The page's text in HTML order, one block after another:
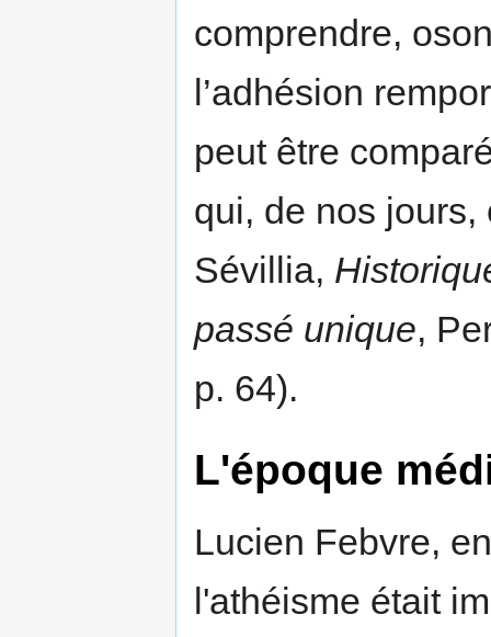
comprendre,
l’adhésion
peut être
qui, de nos
Sévillia,
passé unique,
p. 64).
L'époque
Lucien Febvre,
l'athéisme était